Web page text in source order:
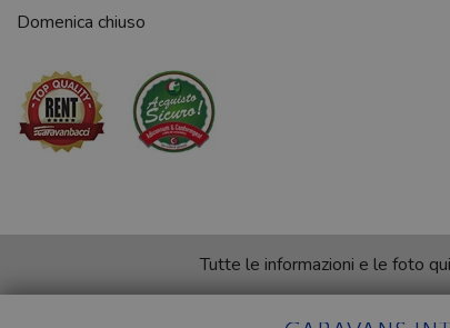
Domenica chiuso
Tutte le informazioni e le foto